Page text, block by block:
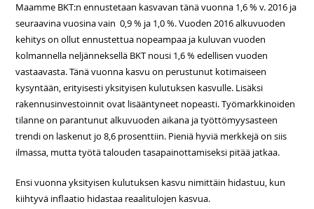
Maamme BKT:n ennustetaan kasvavan tänä vuonna 1,6 % v. 2016 ja
seuraavina vuosina vain 0,9 % ja 1,0 %. Vuoden 2016 alkuvuoden
kehitys on ollut ennustettua nopeampaa ja kuluvan vuoden
kolmannella neljänneksellä BKT nousi 1,6 % edellisen vuoden
vastaavasta. Tänä vuonna kasvu on perustunut kotimaiseen
kysyntään, erityisesti yksityisen kulutuksen kasvulle. Lisäksi
rakennusinvestoinnit ovat lisääntyneet nopeasti. Työmarkkinoiden
tilanne on parantunut alkuvuoden aikana ja työttömyysasteen
trendi on laskenut jo 8,6 prosenttiin. Pieniä hyviä merkkejä on siis
ilmassa, mutta työtä talouden tasapainottamiseksi pitää jatkaa.
Ensi vuonna yksityisen kulutuksen kasvu nimittäin hidastuu, kun
kiihtyvä inflaatio hidastaa reaalitulojen kasvua.